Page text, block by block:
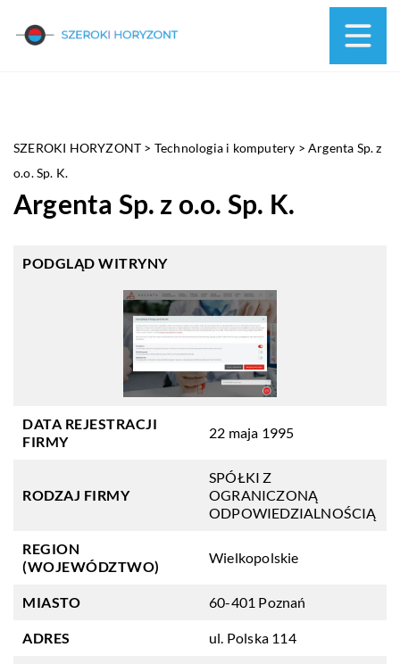
SZEROKI HORYZONT > Technologia i komputery >Argenta Sp. z
o.o. Sp. K.
Argenta Sp. z o.o. Sp. K.
PODGLĄD WITRYNY
DATA REJESTRACJI
FIRMY
22 maja 1995
RODZAJ FIRMY
SPÓŁKI Z
OGRANICZONĄ
ODPOWIEDZIALNOŚCIĄ
REGION
(WOJEWÓDZTWO)
Wielkopolskie
MIASTO 60-401 Poznań
ADRES ul. Polska 114